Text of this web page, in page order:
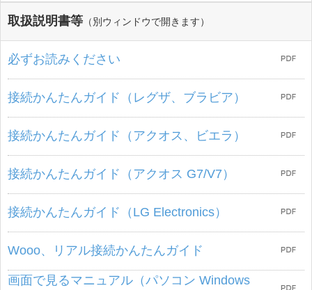
取扱説明書等 （別ウィンドウで開きます）
必ずお読みください
接続かんたんガイド（レグザ、ブラビア）
接続かんたんガイド（アクオス、ビエラ）
接続かんたんガイド（アクオス G7/V7）
接続かんたんガイド（LG Electronics）
Wooo、リアル接続かんたんガイド
画面で見るマニュアル（パソコン Windows